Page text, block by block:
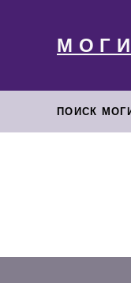
ПОИСК